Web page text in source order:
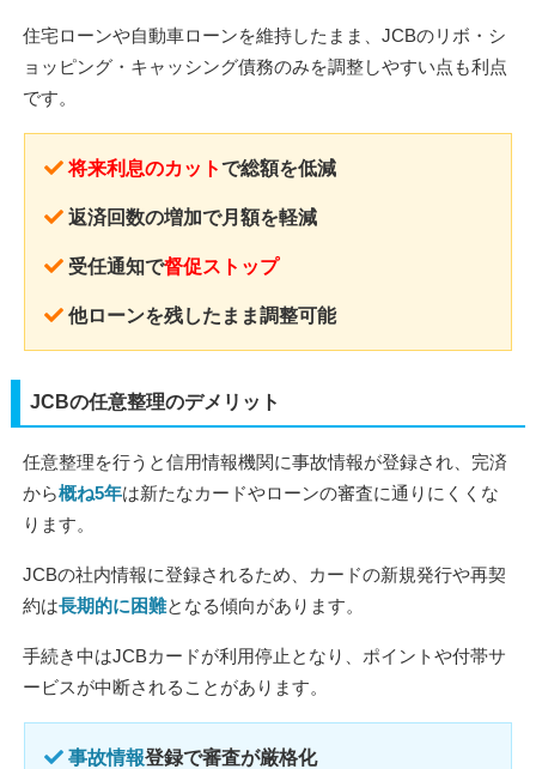
住宅ローンや自動車ローンを維持したまま、JCBのリボ・シ
ョッピング・キャッシング債務のみを調整しやすい点も利点
です。
将来利息のカットで総額を低減
返済回数の増加で月額を軽減
受任通知で督促ストップ
他ローンを残したまま調整可能
JCBの任意整理のデメリット
任意整理を行うと信用情報機関に事故情報が登録され、完済
から概ね5年は新たなカードやローンの審査に通りにくくな
ります。
JCBの社内情報に登録されるため、カードの新規発行や再契
約は長期的に困難となる傾向があります。
手続き中はJCBカードが利用停止となり、ポイントや付帯サ
ービスが中断されることがあります。
事故情報登録で審査が厳格化